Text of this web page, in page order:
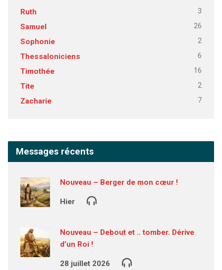
Ruth 3
Samuel 26
Sophonie 2
Thessaloniciens 6
Timothée 16
Tite 2
Zacharie 7
Messages récents
Nouveau – Berger de mon cœur !
Hier
Nouveau – Debout et .. tomber. Dérive
d’un Roi !
28 juillet 2026